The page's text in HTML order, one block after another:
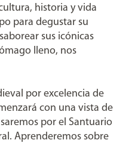
historia y vida
para degustar su
sus icónicas
lleno, nos
por excelencia de
con una vista de
por el Santuario
Aprenderemos sobre